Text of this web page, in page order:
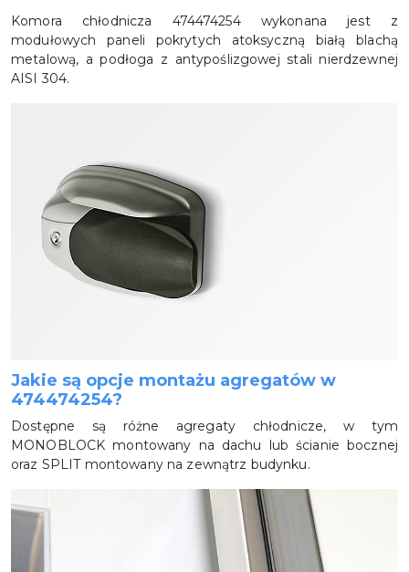
Komora chłodnicza 474474254 wykonana jest z
modułowych paneli pokrytych atoksyczną białą blachą
metalową, a podłoga z antypoślizgowej stali nierdzewnej
AISI 304.
Jakie są opcje montażu agregatów w
474474254?
Dostępne są różne agregaty chłodnicze, w tym
MONOBLOCK montowany na dachu lub ścianie bocznej
oraz SPLIT montowany na zewnątrz budynku.